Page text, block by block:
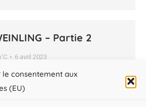
le consentement aux
(EU)
– Partie 2
6 avril 2023
Historienne de la Côte des Bar.